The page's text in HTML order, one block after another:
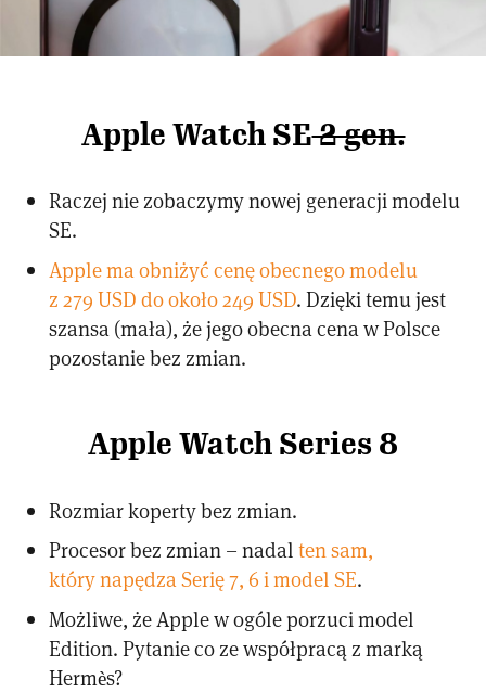
Apple Watch SE2 gen.
Raczej nie zobaczymy nowej generacji modelu
SE.
Apple ma obniżyć cenę obecnego modelu
z 279 USD do około 249 USD. Dzięki temu jest
szansa (mała), że jego obecna cena w Polsce
pozostanie bez zmian.
Apple Watch Series 8
Rozmiar koperty bez zmian.
Procesor bez zmian – nadalten sam,
który napędza Serię 7, 6 i model SE.
Możliwe, że Apple w ogóle porzuci model
Edition. Pytanie co ze współpracą z marką
Hermès?